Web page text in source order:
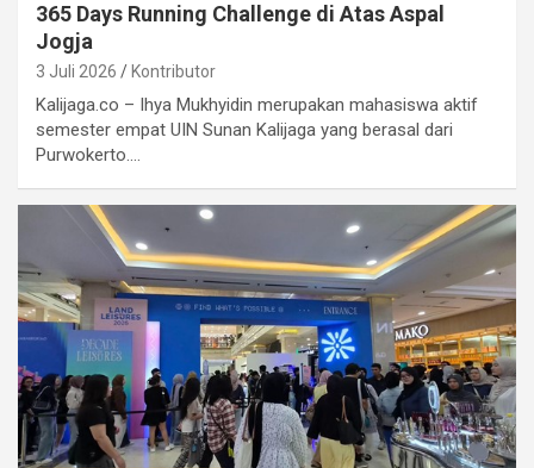
365 Days Running Challenge di Atas Aspal
Jogja
3 Juli 2026 Kontributor
Kalijaga.co – Ihya Mukhyidin merupakan mahasiswa aktif
semester empat UIN Sunan Kalijaga yang berasal dari
Purwokerto.…